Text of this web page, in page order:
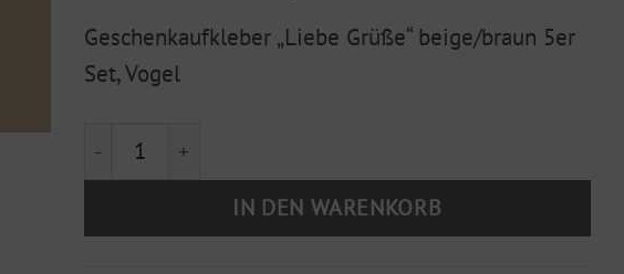
Geschenkaufkleber „Liebe Grüße“ beige/braun 5er
Set, Vogel
Geschenkaufkleber "Liebe Grüße" beige/braun 5er Set,
IN DEN WARENKORB